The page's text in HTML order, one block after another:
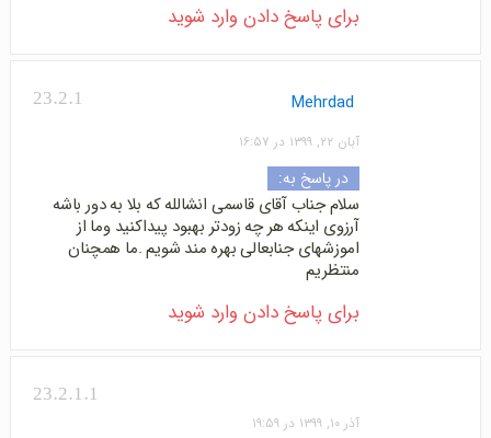
برای پاسخ دادن وارد شوید
23.2.1 Mehrdad
آبان ۲۲, ۱۳۹۹ در ۱۶:۵۷
در پاسخ به:
سلام جناب آقای قاسمی انشالله که بلا به دور باشه
‌آرزوی اینکه هر چه زودتر بهبود پیداکنید ‌وما از
اموزشهای جنابعالی بهره مند شویم .‌ما همچنان
منتظریم
برای پاسخ دادن وارد شوید
23.2.1.1
آذر ۱۰, ۱۳۹۹ در ۱۹:۵۹